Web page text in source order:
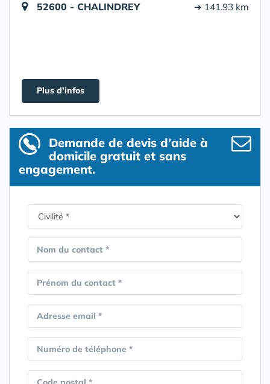
52600 - CHALINDREY ➔ 141.93 km
Plus d'infos
Demande de devis d’aide à
domicile gratuit et sans
engagement.
Nom du contact *
Prénom du contact *
Adresse email *
Numéro de téléphone *